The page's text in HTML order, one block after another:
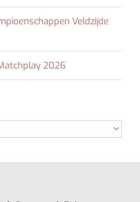
Veldzijde
2026